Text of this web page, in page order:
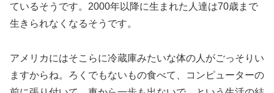
ているそうです。2000年以降に生まれた人達は70歳まで
生きられなくなるそうです。
アメリカにはそこらに冷蔵庫みたいな体の人がごっそりい
ますからね。ろくでもないもの食べて、コンピューターの